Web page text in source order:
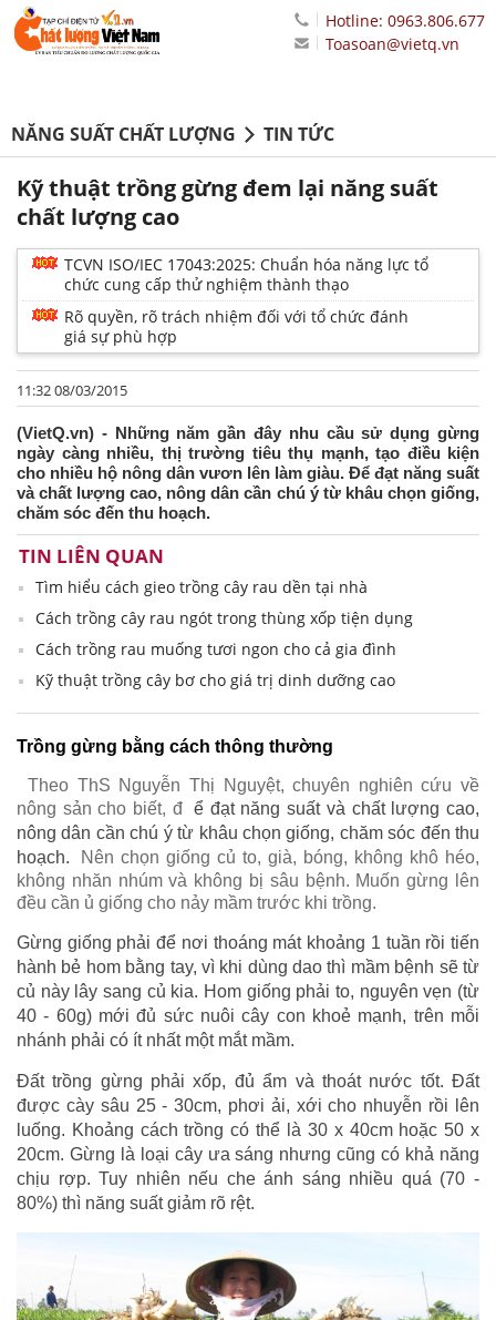
Hotline: 0963.806.677
Toasoan@vietq.vn
NĂNG SUẤT CHẤT LƯỢNG TIN TỨC
Kỹ thuật trồng gừng đem lại năng suất
chất lượng cao
TCVN ISO/IEC 17043:2025: Chuẩn hóa năng lực tổ
chức cung cấp thử nghiệm thành thạo
Rõ quyền, rõ trách nhiệm đối với tổ chức đánh
giá sự phù hợp
11:32 08/03/2015
(VietQ.vn) - Những năm gần đây nhu cầu sử dụng gừng
ngày càng nhiều, thị trường tiêu thụ mạnh, tạo điều kiện
cho nhiều hộ nông dân vươn lên làm giàu. Để đạt năng suất
và chất lượng cao, nông dân cần chú ý từ khâu chọn giống,
chăm sóc đến thu hoạch.
TIN LIÊN QUAN
Tìm hiểu cách gieo trồng cây rau dền tại nhà
Cách trồng cây rau ngót trong thùng xốp tiện dụng
Cách trồng rau muống tươi ngon cho cả gia đình
Kỹ thuật trồng cây bơ cho giá trị dinh dưỡng cao
Trồng gừng bằng cách thông thường
Theo ThS Nguyễn Thị Nguyệt, chuyên nghiên cứu về
nông sản cho biết, đ ể đạt năng suất và chất lượng cao,
nông dân cần chú ý từ khâu chọn giống, chăm sóc đến thu
hoạch.
Nên chọn giống củ to, già, bóng, không khô héo,
không nhăn nhúm và không bị sâu bệnh. Muốn gừng lên
đều cần ủ giống cho nảy mầm trước khi trồng.
Gừng giống phải để nơi thoáng mát khoảng 1 tuần rồi tiến
hành bẻ hom bằng tay, vì khi dùng dao thì mầm bệnh sẽ từ
củ này lây sang củ kia. Hom giống phải to, nguyên vẹn (từ
40 - 60g) mới đủ sức nuôi cây con khoẻ mạnh, trên mỗi
nhánh phải có ít nhất một mắt mầm.
Đất trồng gừng phải xốp, đủ ẩm và thoát nước tốt. Đất
được cày sâu 25 - 30cm, phơi ải, xới cho nhuyễn rồi lên
luống. Khoảng cách trồng có thể là 30 x 40cm hoặc 50 x
20cm. Gừng là loại cây ưa sáng nhưng cũng có khả năng
chịu rợp. Tuy nhiên nếu che ánh sáng nhiều quá (70 -
80%) thì năng suất giảm rõ rệt.